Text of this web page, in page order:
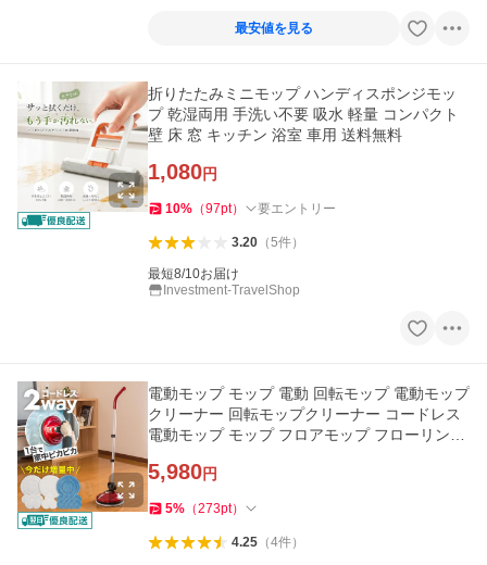
最安値を見る
折りたたみミニモップ ハンディスポンジモッ
プ 乾湿両用 手洗い不要 吸水 軽量 コンパクト
壁 床 窓 キッチン 浴室 車用 送料無料
1,080円
10% （97pt） 要エントリー
3.20（5件）
最短8/10お届け
Investment-TravelShop
電動モップ モップ 電動 回転モップ 電動モップ
クリーナー 回転モップクリーナー コードレス
電動モップ モップ フロアモップ フローリング
5,980円
5% （273pt）
4.25（4件）